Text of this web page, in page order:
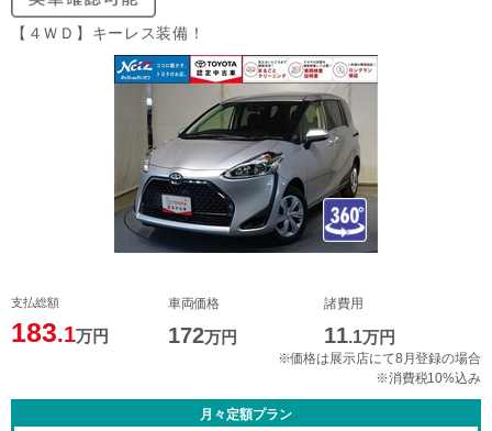
【４ＷＤ】キーレス装備！
支払総額
183.1万円
車両価格
172万円
諸費用
11.1万円
※価格は展示店にて8月登録の場合
※消費税10%込み
月々定額プラン